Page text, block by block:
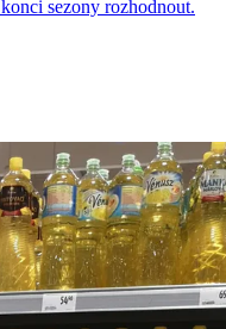
sezony rozhodnout.